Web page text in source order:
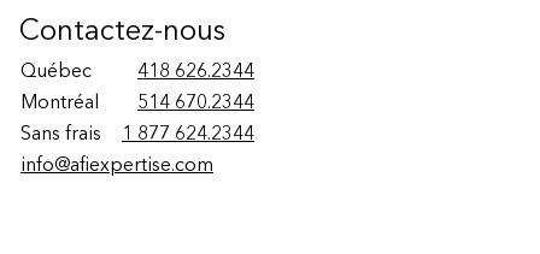
Contactez-nous
Québec
418 626.2344
Montréal
514 670.2344
Sans frais
1 877 624.2344
info@afiexpertise.com